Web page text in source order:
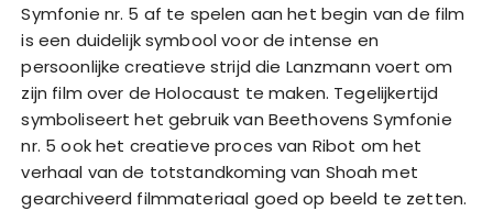
Symfonie nr. 5 af te spelen aan het begin van de film
is een duidelijk symbool voor de intense en
persoonlijke creatieve strijd die Lanzmann voert om
zijn film over de Holocaust te maken. Tegelijkertijd
symboliseert het gebruik van Beethovens Symfonie
nr. 5 ook het creatieve proces van Ribot om het
verhaal van de totstandkoming van Shoah met
gearchiveerd filmmateriaal goed op beeld te zetten.